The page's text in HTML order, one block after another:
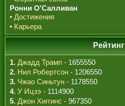
Ронни О'Салливан
• Достижения
• Карьера
Рейтинг
1. Джадд Трамп - 1655550
2. Нил Робертсон - 1206550
3. Чжао Синьтун - 1178550
4. У Ицзэ - 1114900
5. Джон Хиггинс - 967350